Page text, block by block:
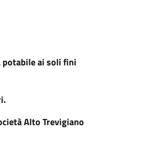
potabile ai soli fini
Alto Trevigiano